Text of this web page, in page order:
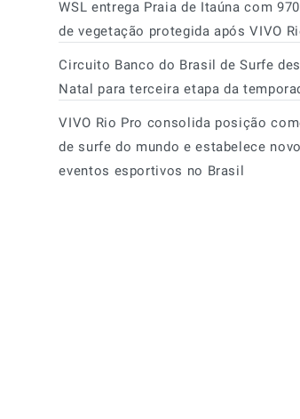
WSL entrega Praia de Itaúna com
de vegetação protegida após VIVO
Circuito Banco do Brasil de Surfe
Natal para terceira etapa da
VIVO Rio Pro consolida posição
de surfe do mundo e estabelece
eventos esportivos no Brasil